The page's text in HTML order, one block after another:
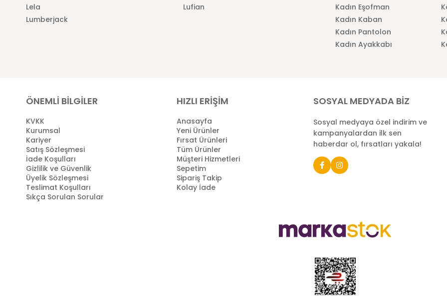
Lela
Lufian
Lumberjack
Kadın Eşofman
Kadın Kaban
Kadın Pantolon
Kadın Ayakkabı
ÖNEMLİ BİLGİLER
KVKK
Kurumsal
Kariyer
Satış Sözleşmesi
İade Koşulları
Gizlilik ve Güvenlik
Üyelik Sözleşmesi
Teslimat Koşulları
Sıkça Sorulan Sorular
HIZLI ERİŞİM
Anasayfa
Yeni Ürünler
Fırsat Ürünleri
Tüm Ürünler
Müşteri Hizmetleri
Sepetim
Sipariş Takip
Kolay İade
SOSYAL MEDYADA BİZ
Sosyal medyaya özel indirim ve
kampanyalardan ilk sen
haberdar ol, fırsatları yakala!